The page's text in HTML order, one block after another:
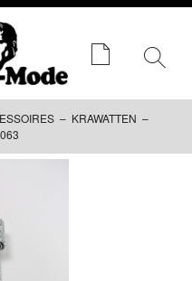
– KRAWATTEN –